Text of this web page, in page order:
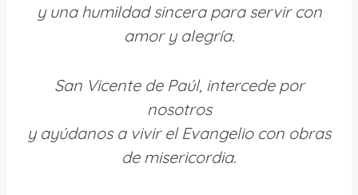
y una humildad sincera para servir con
amor y alegría.
San Vicente de Paúl, intercede por
nosotros
y ayúdanos a vivir el Evangelio con obras
de misericordia.